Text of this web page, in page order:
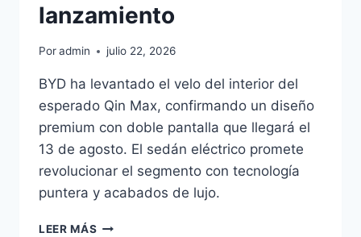
lanzamiento
Poradmin julio 22, 2026
BYD ha levantado el velo del interior del
esperado Qin Max, confirmando un diseño
premium con doble pantalla que llegará el
13 de agosto. El sedán eléctrico promete
revolucionar el segmento con tecnología
puntera y acabados de lujo.
LEER MÁS BYD